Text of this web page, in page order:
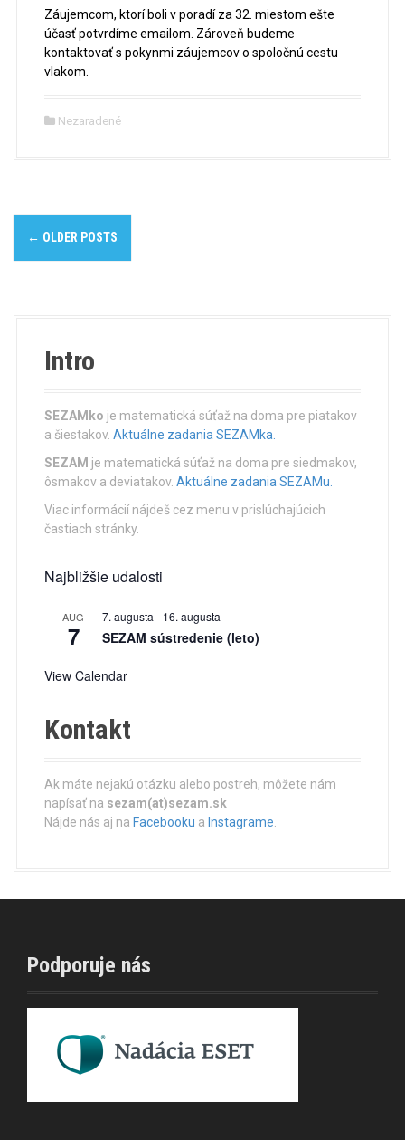
Záujemcom, ktorí boli v poradí za 32. miestom ešte
účasť potvrdíme emailom. Zároveň budeme
kontaktovať s pokynmi záujemcov o spoločnú cestu
vlakom.
Nezaradené
P
o
← OLDER POSTS
Intro
SEZAMko je matematická súťaž na doma pre piatakov
a šiestakov. Aktuálne zadania SEZAMka.
SEZAM je matematická súťaž na doma pre siedmakov,
ôsmakov a deviatakov. Aktuálne zadania SEZAMu.
Viac informácií nájdeš cez menu v prislúchajúcich
častiach stránky.
Najbližšie udalosti
AUG
7
7. augusta - 16. augusta
SEZAM sústredenie (leto)
View Calendar
Kontakt
Ak máte nejakú otázku alebo postreh, môžete nám
napísať na sezam(at)sezam.sk
Nájde nás aj na Facebooku a Instagrame
Podporuje nás